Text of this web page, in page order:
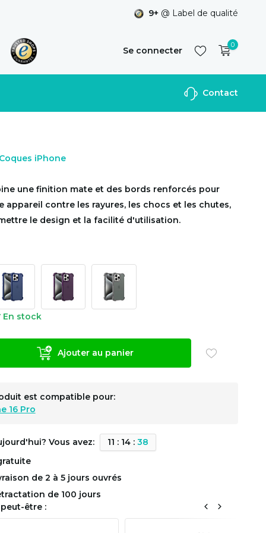
9+ @ Label de qualité
Se connecter
S'inscrire
0
Contact
iPhone
une finition mate et des bords renforcés pour
appareil contre les rayures, les chocs et les chutes,
le design et la facilité d'utilisation.
En stock
Ajouter au panier
est compatible pour:
16 Pro
Vous avez: 11 : 14: 38
de 2 à 5 jours ouvrés
de 100 jours
être :